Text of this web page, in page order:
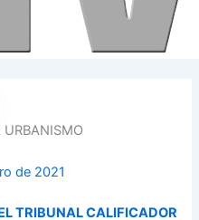
de 2021
TRIBUNAL CALIFICADOR